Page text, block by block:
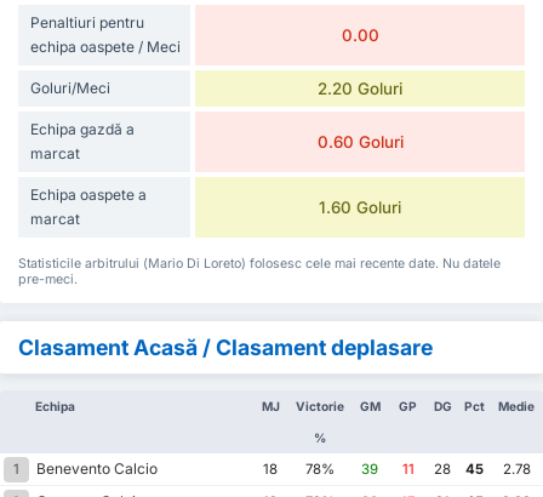
Penaltiuri pentru
echipa oaspete / Meci
0.00
Goluri/Meci 2.20 Goluri
Echipa gazdă a
marcat
0.60 Goluri
Echipa oaspete a
marcat
1.60 Goluri
Statisticile arbitrului (Mario Di Loreto) folosesc cele mai recente date. Nu datele
pre-meci.
Clasament Acasă / Clasament deplasare
Echipa MJ Victorie
%
GM GP DG Pct Medie
1 Benevento Calcio 18 78% 39 11 28 45
2.78